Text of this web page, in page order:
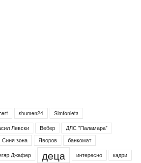
shumen24
Simfonieta
Левски Вебер
ДЛС "Паламара"
Синя зона Яворов
банкомат
Джафер деца интересно кадри